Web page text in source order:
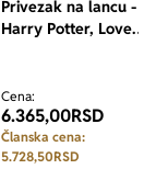
Privezak na lancu -
Harry Potter, Love
Cena:
6.365,00RSD
Članska cena:
5.728,50RSD